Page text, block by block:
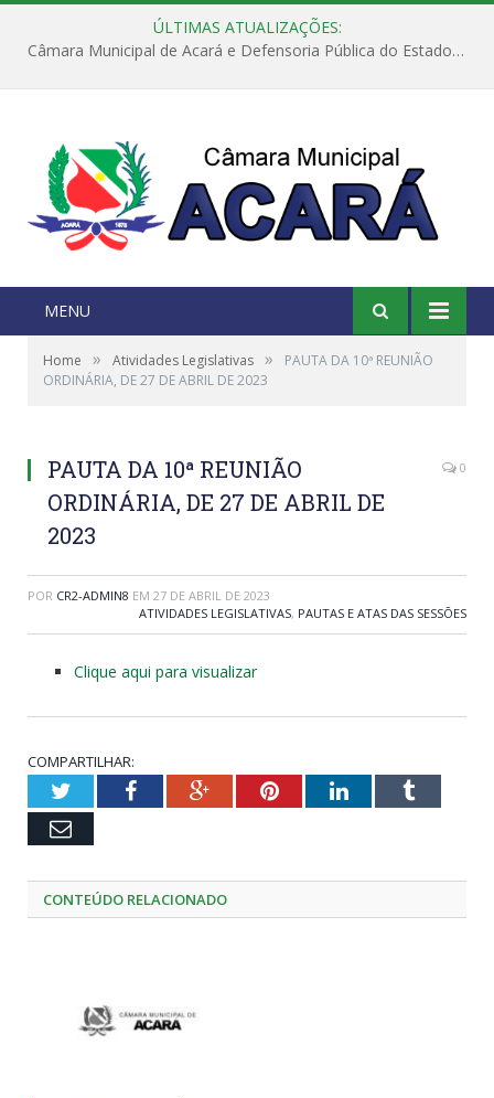
ÚLTIMAS ATUALIZAÇÕES:
Câmara Municipal de Acará e Defensoria Pública do Estado, promovem Ação Balcão de Direitos
MENU
Home » Atividades Legislativas »
PAUTA DA 10ª REUNIÃO
ORDINÁRIA, DE 27 DE ABRIL DE 2023
PAUTA DA 10ª REUNIÃO
ORDINÁRIA, DE 27 DE ABRIL DE
2023
0
POR CR2-ADMIN8 EM 27 DE ABRIL DE 2023
ATIVIDADES LEGISLATIVAS, PAUTAS E ATAS DAS SESSÕES
Clique aqui para visualizar
COMPARTILHAR:
TwitterFacebookGoogle+PinterestLinkedInTumblr
Email
CONTEÚDO RELACIONADO